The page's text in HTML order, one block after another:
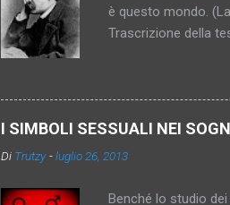
è questo mondo.
Trascrizione della
diventa più sottile,
inattingibile,
imperativo. (In
anche sconosciuto.
I SIMBOLI SESSUALI NEI
Di Trutzy -luglio 26, 2013
Benché lo studio